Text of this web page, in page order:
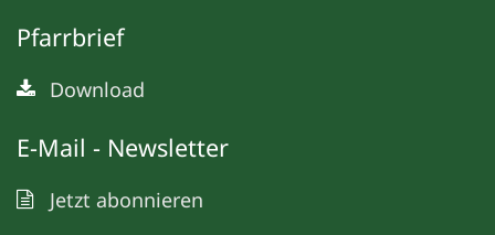
Pfarrbrief
Download
E-Mail - Newsletter
Jetzt abonnieren